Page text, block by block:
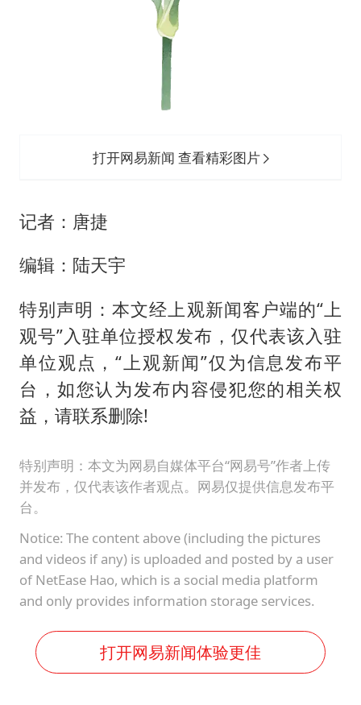
打开网易新闻 查看精彩图片
记者：唐捷
编辑：陆天宇
特别声明：本文经上观新闻客户端的“上
观号”入驻单位授权发布，仅代表该入驻
单位观点，“上观新闻”仅为信息发布平
台，如您认为发布内容侵犯您的相关权
益，请联系删除!
特别声明：本文为网易自媒体平台“网易号”作者上传
并发布，仅代表该作者观点。网易仅提供信息发布平
台。
Notice: The content above (including the pictures
and videos if any) is uploaded and posted by a user
of NetEase Hao, which is a social media platform
and only provides information storage services.
打开网易新闻体验更佳